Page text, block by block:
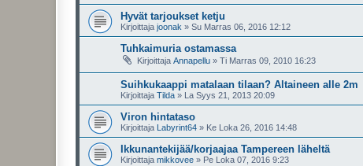
Hyvät tarjoukset ketju
Kirjoittaja joonak » Su Marras 06, 2016 12:12
Tuhkaimuria ostamassa
Kirjoittaja Annapellu » Ti Marras 09, 2010 16:23
Suihkukaappi matalaan tilaan? Altaineen alle 2m
Kirjoittaja Tilda » La Syys 21, 2013 20:09
Viron hintataso
Kirjoittaja Labyrint64 » Ke Loka 26, 2016 14:48
Ikkunantekijää/korjaajaa Tampereen läheltä
Kirjoittaja mikkovee » Pe Loka 07, 2016 9:23